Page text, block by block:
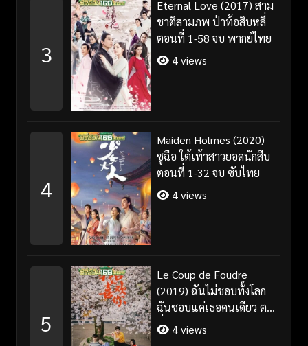
3
Eternal Love (2017) สาม
ชาติสามภพ ป่าท้อสิบหลี่
ตอนที่ 1-58 จบ พากย์ไทย
4 views
4
Maiden Holmes (2020)
ซูฉือ ใต้เท้าสาวยอดนักสืบ
ตอนที่ 1-32 จบ ซับไทย
4 views
5
Le Coup de Foudre
(2019) ฉันไม่ชอบทั้งโลก
ฉันชอบแค่เธอคนเดียว ตอน
ที่ 1-35 จบ ซับไทย
4 views